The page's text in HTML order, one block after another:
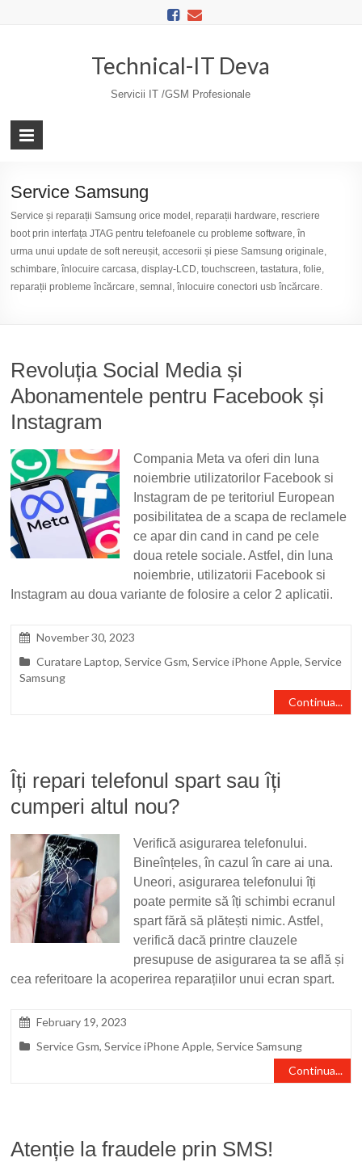
Technical-IT Deva
Servicii IT /GSM Profesionale
Service Samsung
Service și reparații Samsung orice model, reparații hardware, rescriere
boot prin interfața JTAG pentru telefoanele cu probleme software, în
urma unui update de soft nereușit, accesorii și piese Samsung originale,
schimbare, înlocuire carcasa, display-LCD, touchscreen, tastatura, folie,
reparații probleme încărcare, semnal, înlocuire conectori usb încărcare.
Revoluția Social Media și
Abonamentele pentru Facebook și
Instagram
Compania Meta va oferi din luna
noiembrie utilizatorilor Facebook si
Instagram de pe teritoriul European
posibilitatea de a scapa de reclamele
ce apar din cand in cand pe cele
doua retele sociale. Astfel, din luna
noiembrie, utilizatorii Facebook si
Instagram au doua variante de folosire a celor 2 aplicatii.
November 30, 2023
Curatare Laptop,Service Gsm,Service iPhone Apple,Service
Samsung
Continua...
Îți repari telefonul spart sau îți
cumperi altul nou?
Verifică asigurarea telefonului.
Bineînțeles, în cazul în care ai una.
Uneori, asigurarea telefonului îți
poate permite să îți schimbi ecranul
spart fără să plătești nimic. Astfel,
verifică dacă printre clauzele
presupuse de asigurarea ta se află și
cea referitoare la acoperirea reparațiilor unui ecran spart.
February 19, 2023
Service Gsm,Service iPhone Apple,Service Samsung
Continua...
Atenție la fraudele prin SMS!